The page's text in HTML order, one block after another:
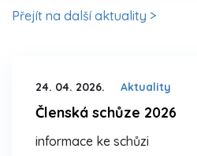
Přejít na další aktuality >
24. 04. 2026. Aktuality
Členská schůze 2026
informace ke schůzi